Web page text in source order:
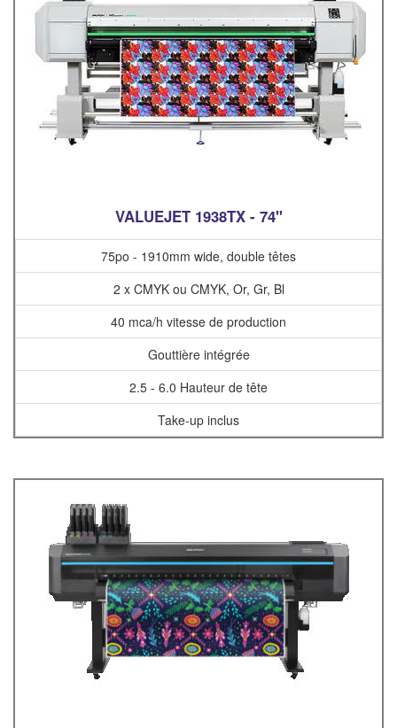
VALUEJET 1938TX - 74"
75po - 1910mm wide, double têtes
2 x CMYK ou CMYK, Or, Gr, Bl
40 mca/h vitesse de production
Gouttière intégrée
2.5 - 6.0 Hauteur de tête
Take-up inclus